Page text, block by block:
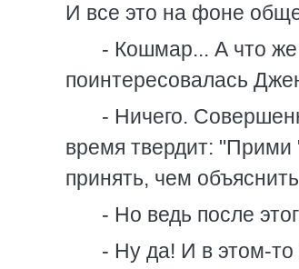
И все это на фоне
- Кошмар... А что же
поинтересовалась
- Ничего.
время твердит:
принять, чем
- Но ведь после
- Ну да! И в этом-то